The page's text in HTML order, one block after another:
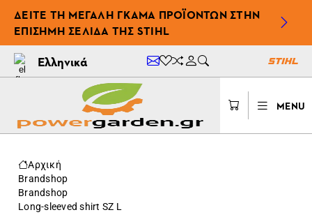
ΔΕΊΤΕ ΤΗ ΜΕΓΆΛΗ ΓΚΆΜΑ ΠΡΟΪΌΝΤΩΝ ΣΤΗΝ
ΕΠΊΣΗΜΗ ΣΕΛΊΔΑ ΤΗΣ STIHL
Ελληνικά
MENU
Αρχική
Brandshop
Brandshop
Long-sleeved shirt SZ L